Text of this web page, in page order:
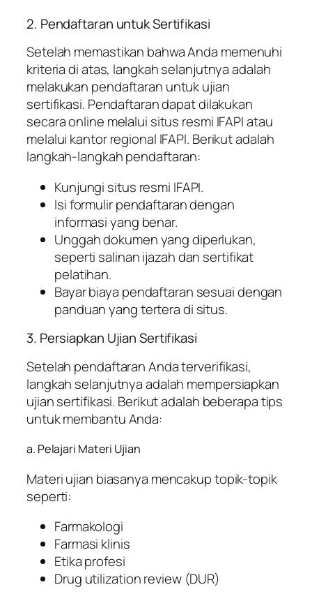
2. Pendaftaran untuk Sertifikasi
Setelah memastikan bahwa Anda memenuhi
kriteria di atas, langkah selanjutnya adalah
melakukan pendaftaran untuk ujian
sertifikasi. Pendaftaran dapat dilakukan
secara online melalui situs resmi IFAPI atau
melalui kantor regional IFAPI. Berikut adalah
langkah-langkah pendaftaran:
Kunjungi situs resmi IFAPI.
Isi formulir pendaftaran dengan
informasi yang benar.
Unggah dokumen yang diperlukan,
seperti salinan ijazah dan sertifikat
pelatihan.
Bayar biaya pendaftaran sesuai dengan
panduan yang tertera di situs.
3. Persiapkan Ujian Sertifikasi
Setelah pendaftaran Anda terverifikasi,
langkah selanjutnya adalah mempersiapkan
ujian sertifikasi. Berikut adalah beberapa tips
untuk membantu Anda:
a. Pelajari Materi Ujian
Materi ujian biasanya mencakup topik-topik
seperti:
Farmakologi
Farmasi klinis
Etika profesi
Drug utilization review (DUR)